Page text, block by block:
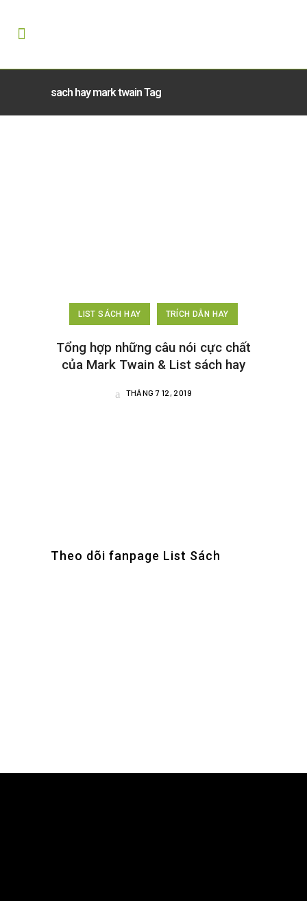
sach hay mark twain Tag
LIST SÁCH HAY TRÍCH DẪN HAY
Tổng hợp những câu nói cực chất
của Mark Twain & List sách hay
THÁNG 7 12, 2019
Theo dõi fanpage List Sách